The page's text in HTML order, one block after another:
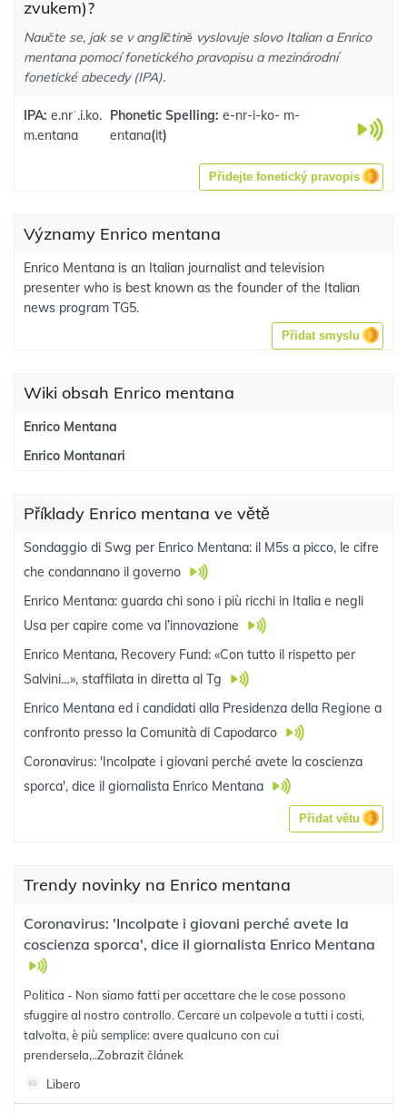
zvukem)?
Naučte se, jak se v angličtině vyslovuje slovo Italian a Enrico
mentana pomocí fonetického pravopisu a mezinárodní
fonetické abecedy (IPA).
IPA: e.nrˈ.i.ko.
m.entana
Phonetic Spelling: e-nr-i-ko- m-
entana(it)
Přidejte fonetický pravopis
Významy Enrico mentana
Enrico Mentana is an Italian journalist and television
presenter who is best known as the founder of the Italian
news program TG5.
Přidat smyslu
Wiki obsah Enrico mentana
Enrico Mentana
Enrico Montanari
Příklady Enrico mentana ve větě
Sondaggio di Swg per Enrico Mentana: il M5s a picco, le cifre
che condannano il governo
Enrico Mentana: guarda chi sono i più ricchi in Italia e negli
Usa per capire come va l’innovazione
Enrico Mentana, Recovery Fund: «Con tutto il rispetto per
Salvini…», staffilata in diretta al Tg
Enrico Mentana ed i candidati alla Presidenza della Regione a
confronto presso la Comunità di Capodarco
Coronavirus: 'Incolpate i giovani perché avete la coscienza
sporca', dice il giornalista Enrico Mentana
Přidat větu
Trendy novinky na Enrico mentana
Coronavirus: 'Incolpate i giovani perché avete la
coscienza sporca', dice il giornalista Enrico Mentana
Politica - Non siamo fatti per accettare che le cose possono
sfuggire al nostro controllo. Cercare un colpevole a tutti i costi,
talvolta, è più semplice: avere qualcuno con cui
prendersela,..Zobrazit článek
Libero